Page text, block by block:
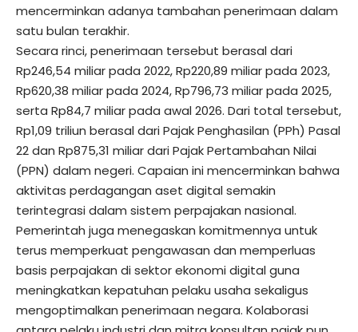
mencerminkan adanya tambahan penerimaan dalam
satu bulan terakhir.
Secara rinci, penerimaan tersebut berasal dari
Rp246,54 miliar pada 2022, Rp220,89 miliar pada 2023,
Rp620,38 miliar pada 2024, Rp796,73 miliar pada 2025,
serta Rp84,7 miliar pada awal 2026. Dari total tersebut,
Rp1,09 triliun berasal dari Pajak Penghasilan (PPh) Pasal
22 dan Rp875,31 miliar dari Pajak Pertambahan Nilai
(PPN) dalam negeri. Capaian ini mencerminkan bahwa
aktivitas perdagangan aset digital semakin
terintegrasi dalam sistem perpajakan nasional.
Pemerintah juga menegaskan komitmennya untuk
terus memperkuat pengawasan dan memperluas
basis perpajakan di sektor ekonomi digital guna
meningkatkan kepatuhan pelaku usaha sekaligus
mengoptimalkan penerimaan negara. Kolaborasi